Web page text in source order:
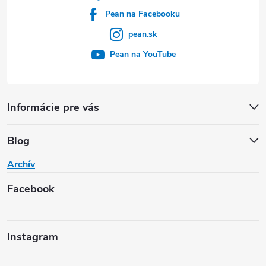
Informácie pre vás
Blog
Archív
Facebook
Pean na Facebooku
pean.sk
Pean na YouTube
Instagram